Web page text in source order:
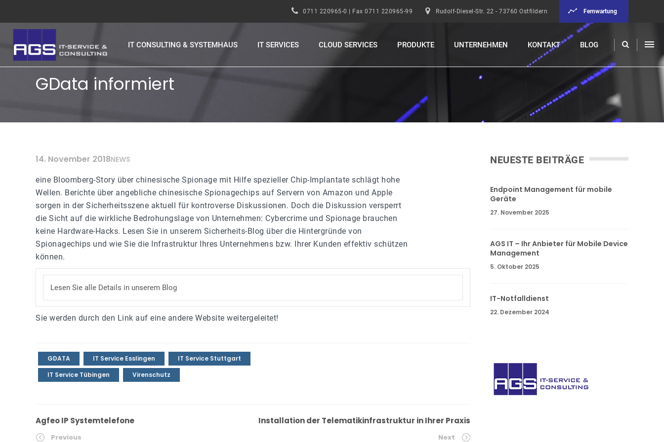
0711 220965-0 | Fax 0711 220965-99 Rudolf-Diesel-Str. 22 - 73760 Ostfildern Fernwartung
IT CONSULTING & SYSTEMHAUS IT SERVICES CLOUD SERVICES PRODUKTE UNTERNEHMEN KONTAKT BLOG
GData informiert
14. November 2018NEWS
eine Bloomberg-Story über chinesische Spionage mit Hilfe spezieller Chip-Implantate schlägt hohe
Wellen. Berichte über angebliche chinesische Spionagechips auf Servern von Amazon und Apple
sorgen in der Sicherheitsszene aktuell für kontroverse Diskussionen. Doch die Diskussion versperrt
die Sicht auf die wirkliche Bedrohungslage von Unternehmen: Cybercrime und Spionage brauchen
keine Hardware-Hacks. Lesen Sie in unserem Sicherheits-Blog über die Hintergründe von
Spionagechips und wie Sie die Infrastruktur Ihres Unternehmens bzw. Ihrer Kunden effektiv schützen
können.
Lesen Sie alle Details in unserem Blog
Sie werden durch den Link auf eine andere Website weitergeleitet!
GDATA IT Service Esslingen
IT Service Stuttgart
IT Service Tübingen
Virenschutz
Agfeo IP Systemtelefone
Previous
Installation der Telematikinfrastruktur in Ihrer Praxis
Next
NEUESTE BEITRÄGE
Endpoint Management für mobile
Geräte
27. November 2025
AGS IT – Ihr Anbieter für Mobile Device
Management
5. Oktober 2025
IT-Notfalldienst
22. Dezember 2024